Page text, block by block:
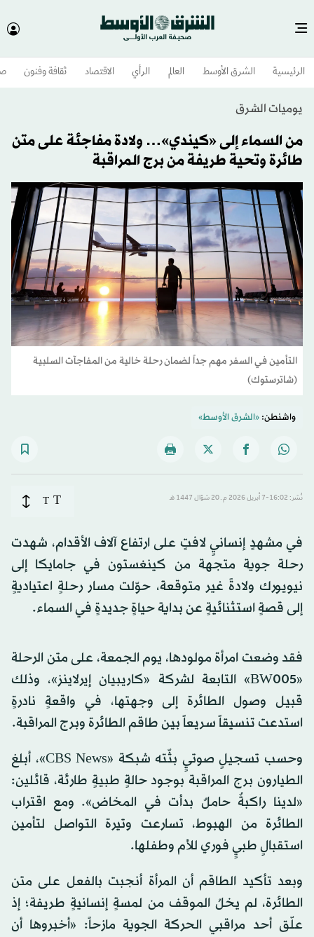
الرئيسية الشرق الأوسط​ العالم الرأي الاقتصاد ثقافة وفنون
يوميات الشرق
من السماء إلى «كيندي»… ولادة مفاجئة على متن
طائرة وتحية طريفة من برج المراقبة
التأمين في السفر مهم جداً لضمان رحلة خالية من المفاجآت السلبية
(شاترستوك)
واشنطن:«الشرق الأوسط»
نُشر: 16:02-7 أبريل 2026 م ـ 20 شوّال 1447 هـ T
T
في مشهدٍ إنسانيٍ لافتٍ على ارتفاع آلاف الأقدام، شهدت
رحلة جوية متجهة من كينغستون في جامايكا إلى
نيويورك ولادةً غير متوقعة، حوّلت مسار رحلةٍ اعتياديةٍ
إلى قصةٍ استثنائيةٍ عن بداية حياةٍ جديدةٍ في السماء.
فقد وضعت امرأة مولودها، يوم الجمعة، على متن الرحلة
«BW005» التابعة لشركة «كاريبيان إيرلاينز»، وذلك
قبيل وصول الطائرة إلى وجهتها، في واقعةٍ نادرةٍ
استدعت تنسيقاً سريعاً بين طاقم الطائرة وبرج المراقبة.
وحسب تسجيلٍ صوتيٍ بثّته شبكة «CBS News»، أبلغ
الطيارون برج المراقبة بوجود حالةٍ طبيةٍ طارئة، قائلين:
«لدينا راكبةٌ حاملٌ بدأت في المخاض». ومع اقتراب
الطائرة من الهبوط، تسارعت وتيرة التواصل لتأمين
استقبالٍ طبيٍ فوري للأم وطفلها.
وبعد تأكيد الطاقم أن المرأة أنجبت بالفعل على متن
الطائرة، لم يخلُ الموقف من لمسةٍ إنسانيةٍ طريفة؛ إذ
علّق أحد مراقبي الحركة الجوية مازحاً: «أخبروها أن